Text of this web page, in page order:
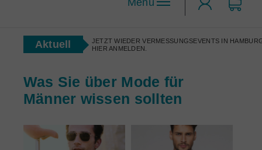
Designen Sie Ihr Maßhemd nach Ihren Wünschen!
tailorjack-Topseller
Maßhemden für Firmen
Corporate Clothing nach Maß.
Anzug-Konfigurator
Aktuell
JETZT WIEDER VERMESSUNGSEVENTS IN
HIER ANMELDEN.
Was Sie über Mode für
Männer wissen sollten